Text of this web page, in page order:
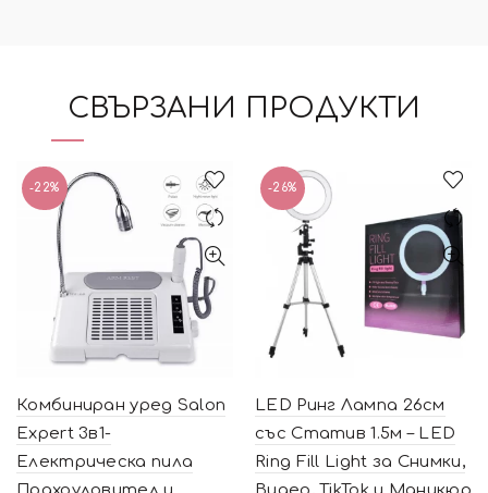
СВЪРЗАНИ ПРОДУКТИ
-22%
Комбиниран уред Salon
Expert 3в1-
Електрическа пила
-26%
LED Ринг Лампа 26см
със Статив 1.5м – LED
Ring Fill Light за Снимки,